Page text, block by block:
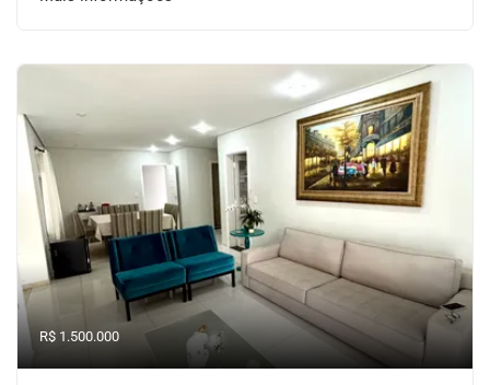
R$ 1.500.000